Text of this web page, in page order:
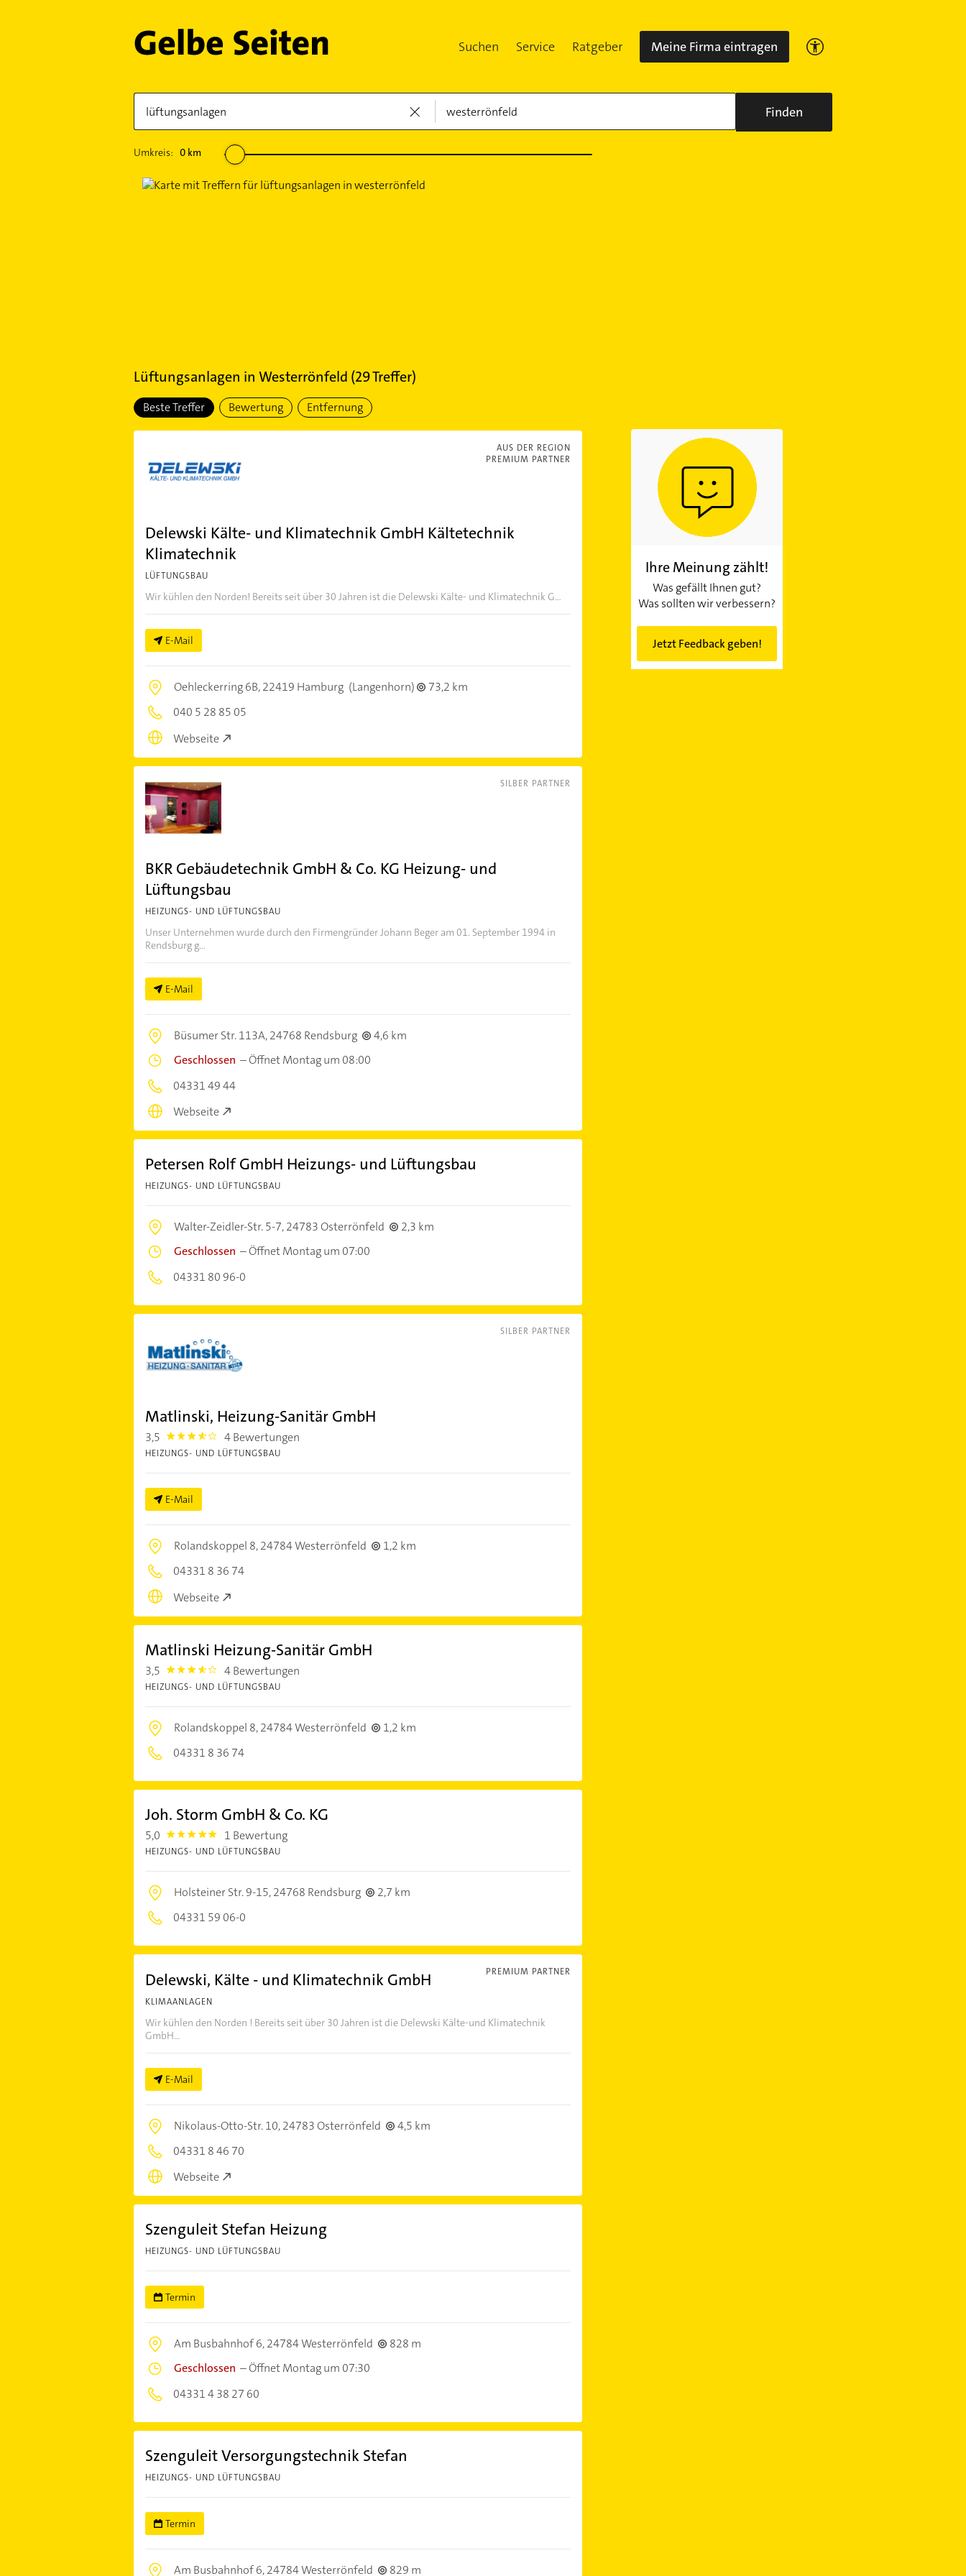
Suchen Service Ratgeber Meine Firma eintragen
Finden
Umkreis: 0km
Lüftungsanlagen in Westerrönfeld (29Treffer)
Beste Treffer Bewertung Entfernung
AUS DER REGION
PREMIUM PARTNER
Delewski Kälte- und Klimatechnik GmbH Kältetechnik
Klimatechnik
LÜFTUNGSBAU
Wir kühlen den Norden! Bereits seit über 30 Jahren ist die Delewski Kälte- und Klimatechnik G...
E-Mail
Oehleckerring 6B,22419 Hamburg (Langenhorn)
73,2 km
040 5 28 85 05
Webseite
SILBER PARTNER
BKR Gebäudetechnik GmbH & Co. KG Heizung- und
Lüftungsbau
HEIZUNGS- UND LÜFTUNGSBAU
Unser Unternehmen wurde durch den Firmengründer Johann Beger am 01. September 1994 in
Rendsburg g...
E-Mail
Büsumer Str. 113A,24768 Rendsburg
4,6 km
Geschlossen –Öffnet Montag um 08:00
04331 49 44
Webseite
Petersen Rolf GmbH Heizungs- und Lüftungsbau
HEIZUNGS- UND LÜFTUNGSBAU
Walter-Zeidler-Str. 5-7,24783 Osterrönfeld
2,3 km
Geschlossen –Öffnet Montag um 07:00
04331 80 96-0
SILBER PARTNER
Matlinski, Heizung-Sanitär GmbH
3,5 3.5 4 Bewertungen
HEIZUNGS- UND LÜFTUNGSBAU
E-Mail
Rolandskoppel 8,24784 Westerrönfeld
1,2 km
04331 8 36 74
Webseite
Matlinski Heizung-Sanitär GmbH
3,5 3.5 4 Bewertungen
HEIZUNGS- UND LÜFTUNGSBAU
Rolandskoppel 8,24784 Westerrönfeld
1,2 km
04331 8 36 74
Joh. Storm GmbH & Co. KG
5,0 5.0 1 Bewertung
HEIZUNGS- UND LÜFTUNGSBAU
Holsteiner Str. 9-15,24768 Rendsburg
2,7 km
04331 59 06-0
PREMIUM PARTNER
Delewski, Kälte - und Klimatechnik GmbH
KLIMAANLAGEN
Wir kühlen den Norden ! Bereits seit über 30 Jahren ist die Delewski Kälte-und Klimatechnik
GmbH...
E-Mail
Nikolaus-Otto-Str. 10,24783 Osterrönfeld
4,5 km
04331 8 46 70
Webseite
Szenguleit Stefan Heizung
HEIZUNGS- UND LÜFTUNGSBAU
Termin
Am Busbahnhof 6,24784 Westerrönfeld
828 m
Geschlossen –Öffnet Montag um 07:30
04331 4 38 27 60
Szenguleit Versorgungstechnik Stefan
HEIZUNGS- UND LÜFTUNGSBAU
Termin
Am Busbahnhof 6,24784 Westerrönfeld 829 m
Ihre Meinung zählt!
Was gefällt Ihnen gut?
Was sollten wir verbessern?
Jetzt Feedback geben!